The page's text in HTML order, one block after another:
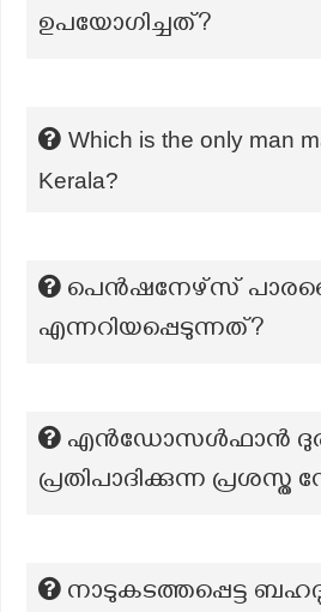
ഉപയോഗിച്ചത്?
Which is the only man
Kerala?
പെൻഷനേഴ്‌സ്
എന്നറിയപ്പെടുന്നത്?
എൻഡോസൾഫാൻ
പ്രതിപാദിക്കുന്ന
നാടുകടത്തപ്പെട്ട